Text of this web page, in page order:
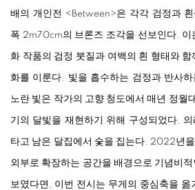
배의 개인전 < Between>은 각각 검정과
폭 2m70cm의 브론즈 조각을 선보인다. 이
화 작품의 검정 붓질과 여백의 흰 형태와
화를 이룬다. 빛을 흡수하는 검정과 반사
노란 빛은 작가의 고향 청도에서 매년 정월
기의 달빛을 재현하기 위해 구성되었다.
타고 남은 달집에서 숯을 집는다. 2022년
외부로 확장하는 공간을 배경으로 기념비
보였다면, 이번 전시는 무게의 중심축을 옮